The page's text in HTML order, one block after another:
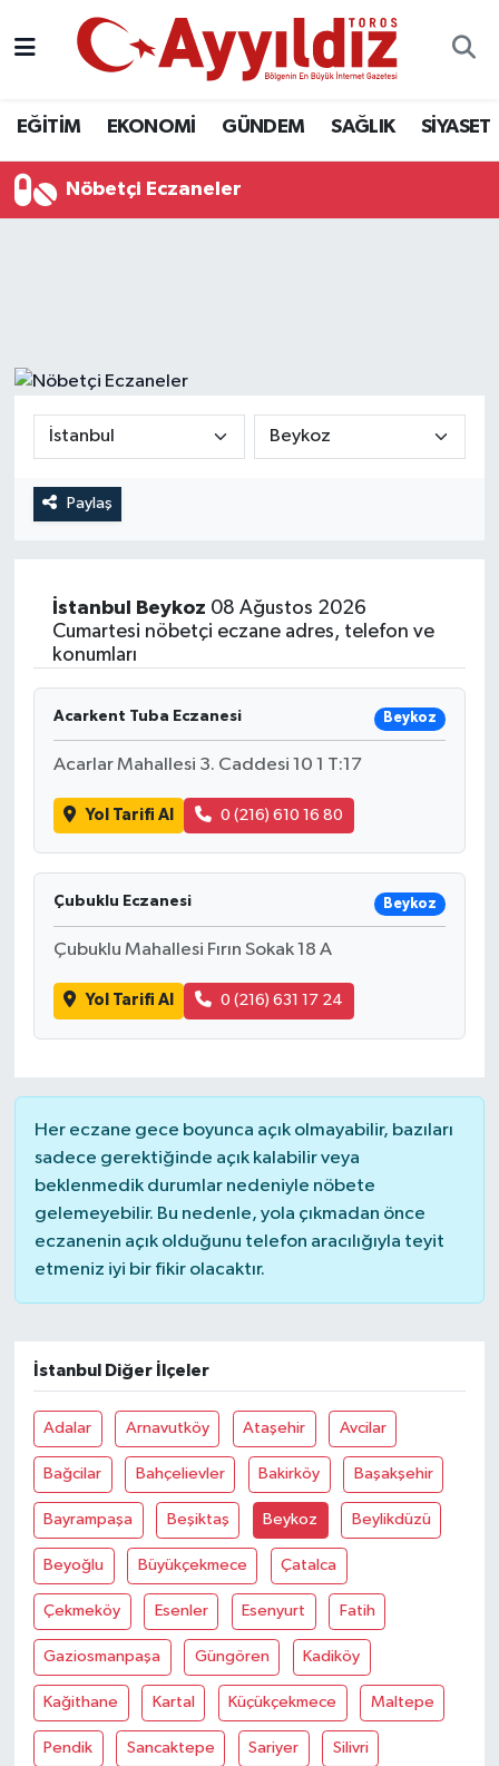
EĞİTİM EKONOMİ GÜNDEM SAĞLIK SİYASET
Nöbetçi Eczaneler
Paylaş
İstanbul Beykoz 08 Ağustos 2026
Cumartesi nöbetçi eczane adres, telefon ve
konumları
Acarkent Tuba Eczanesi Beykoz
Acarlar Mahallesi 3. Caddesi 10 1 T:17
Yol Tarifi Al 0 (216) 610 16 80
Çubuklu Eczanesi Beykoz
Çubuklu Mahallesi Fırın Sokak 18 A
Yol Tarifi Al 0 (216) 631 17 24
Her eczane gece boyunca açık olmayabilir, bazıları
sadece gerektiğinde açık kalabilir veya
beklenmedik durumlar nedeniyle nöbete
gelemeyebilir. Bu nedenle, yola çıkmadan önce
eczanenin açık olduğunu telefon aracılığıyla teyit
etmeniz iyi bir fikir olacaktır.
İstanbul Diğer İlçeler
Adalar Arnavutköy Ataşehir Avcilar
Bağcilar Bahçelievler Bakirköy Başakşehir
Bayrampaşa Beşiktaş Beykoz Beylikdüzü
Beyoğlu Büyükçekmece Çatalca
Çekmeköy Esenler Esenyurt Fatih
Gaziosmanpaşa Güngören Kadiköy
Kağithane Kartal Küçükçekmece Maltepe
Pendik Sancaktepe Sariyer Silivri